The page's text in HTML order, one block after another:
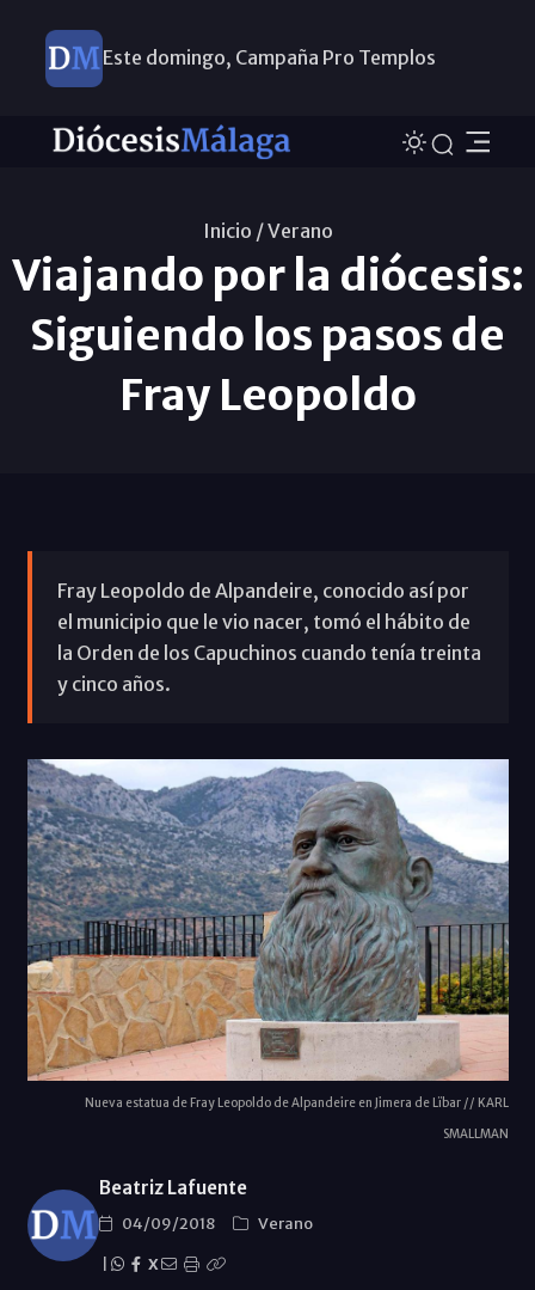
Este domingo, Campaña Pro Templos
Inicio /Verano
Viajando por la diócesis:
Siguiendo los pasos de
Fray Leopoldo
Fray Leopoldo de Alpandeire, conocido así por
el municipio que le vio nacer, tomó el hábito de
la Orden de los Capuchinos cuando tenía treinta
y cinco años.
Nueva estatua de Fray Leopoldo de Alpandeire en Jimera de Lïbar // KARL
SMALLMAN
Beatriz Lafuente
04/09/2018
Verano
X